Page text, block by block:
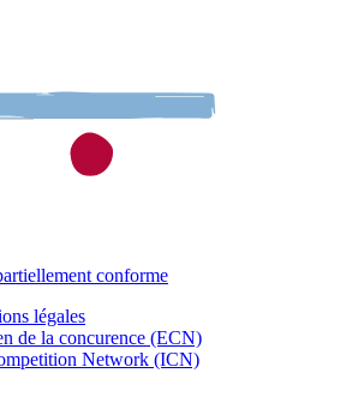
conforme
légales
de la concurence (ECN)
Network (ICN)